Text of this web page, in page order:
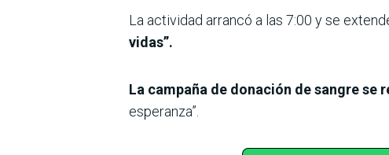
La actividad arrancó a las 7:00 y se
vidas”.
La campaña de donación de sangre se
esperanza”.